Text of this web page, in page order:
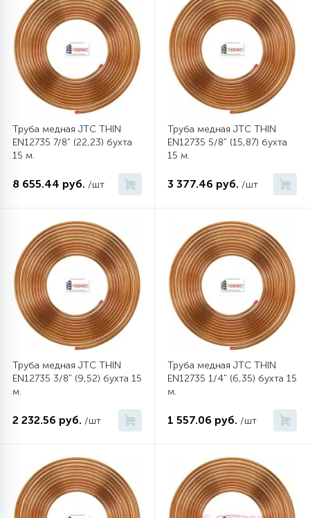
Сливные фильтры
45
Смазки
Стекла люка
Суппорты (ступицы)
Таходатчики
ТЭНы (нагревательные элементы)
90
Улитки помп
12
Шкивы барабана
Щетки двигателя
Труба медная JTC THIN
EN12735 7/8" (22,23) бухта
15 м.
8 655.44 руб. /шт
Труба медная JTC THIN
EN12735 5/8" (15,87) бухта
15 м.
3 377.46 руб. /шт
Труба медная JTC THIN
EN12735 3/8" (9,52) бухта 15
м.
2 232.56 руб. /шт
Труба медная JTC THIN
EN12735 1/4" (6,35) бухта 15
м.
1 557.06 руб. /шт